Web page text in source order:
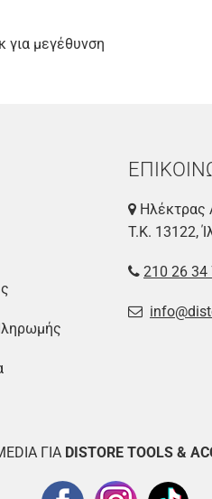
για μεγέθυνση
Ηλέκτρας
Τ.Κ. 13122,
210 26 34
ΓΙΑ DISTORE TOOLS &